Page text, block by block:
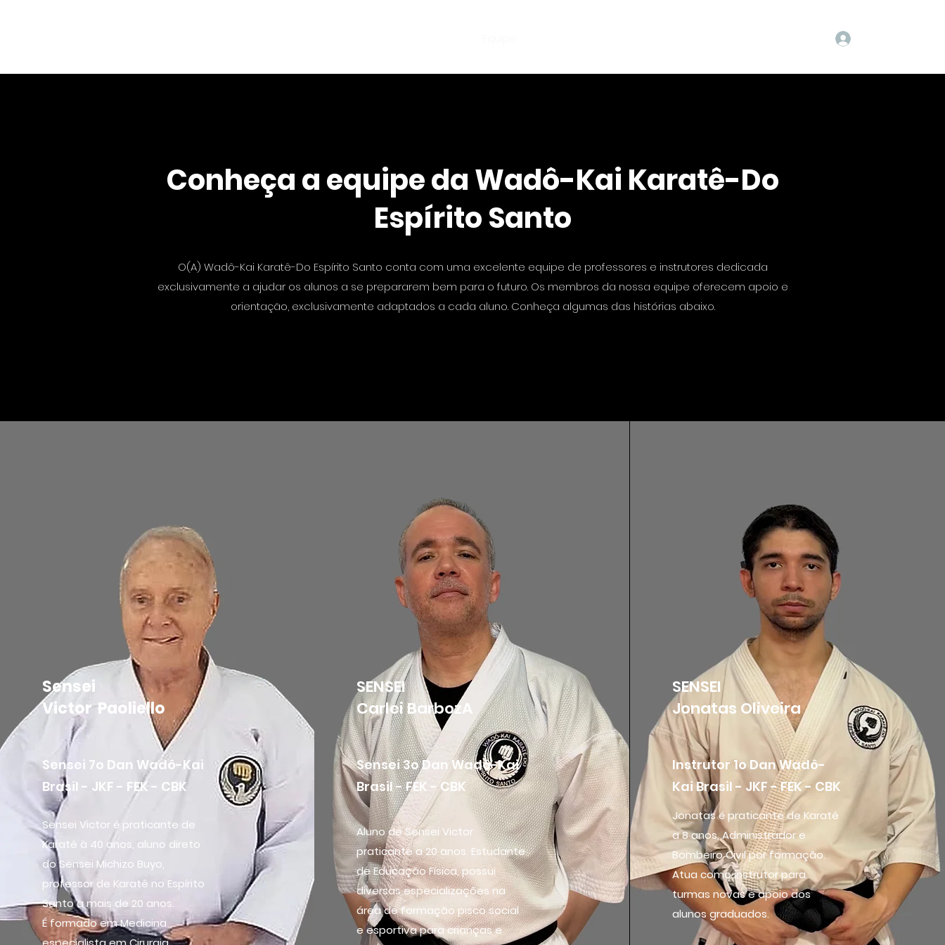
Conheça a equipe da Wadô-Kai Karatê-Do
Espírito Santo
O(A) Wadô-Kai Karatê-Do Espírito Santo conta com uma excelente equipe de professores e instrutores dedicada
exclusivamente a ajudar os alunos a se prepararem bem para o futuro. Os membros da nossa equipe oferecem apoio e
orientação, exclusivamente adaptados a cada aluno. Conheça algumas das histórias abaixo.
Sensei
Victor Paoliello
Sensei 7o Dan Wadô-Kai
Brasil - JKF - FEK - CBK
Sensei Victor é praticante de
Karatê à 40 anos, aluno direto
do Sensei Michizo Buyo,
professor de Karatê no Espírito
Santo a mais de 20 anos.
É formado em Medicina
SENSEI
Carlei BarbozA
Sensei 3o Dan Wadô-Kai
Brasil - FEK - CBK
Aluno de Sensei Victor
praticante a 20 anos. Estudante
de Educação Física, possui
diversas especializações na
área de formação pisco social
e esportiva para crianças e
SENSEI
Jonatas Oliveira
Instrutor 1o Dan Wadô-
Kai Brasil - JKF - FEK - CBK
Jonatas é praticante de Karatê
a 8 anos, Administrador e
Bombeiro Civil por formação.
Atua como instrutor para
turmas novas e apoio aos
alunos graduados.